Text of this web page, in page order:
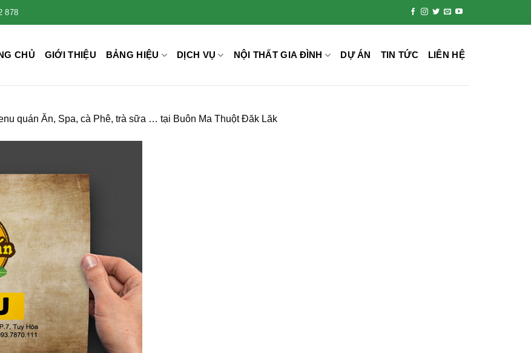
878
CHỦ GIỚI THIỆU BẢNG HIỆU DỊCH VỤ NỘI THẤT GIA ĐÌNH DỰ ÁN TIN TỨC LIÊN HỆ
quán Ăn, Spa, cà Phê, trà sữa … tại Buôn Ma Thuột Đăk Lăk